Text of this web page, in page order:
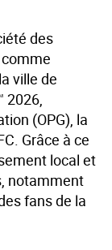
des
comme
ville de
2026
(OPG), la
Grâce à ce
local et
notamment
fans de la